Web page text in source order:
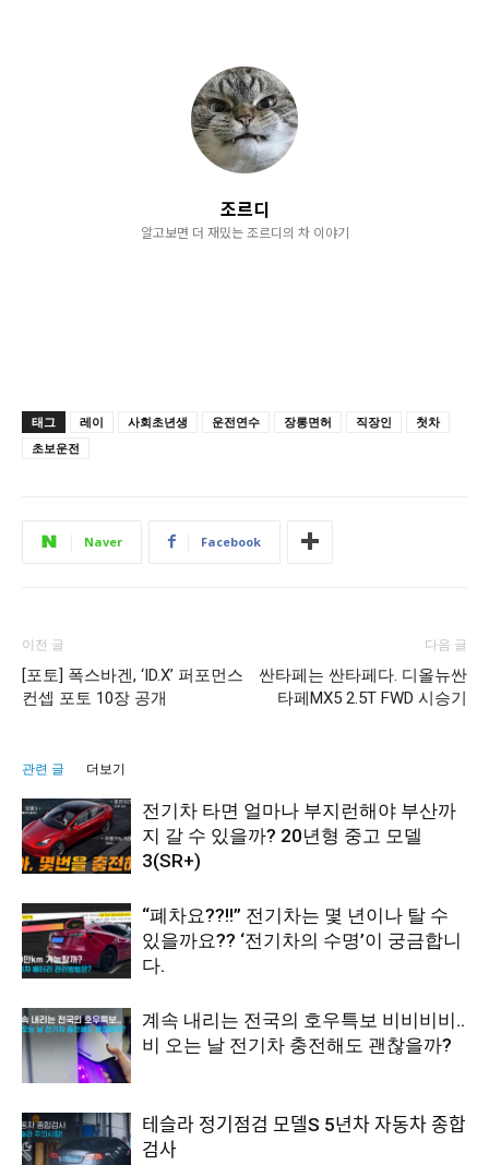
조르디
알고보면 더 재밌는 조르디의 차 이야기
태그 레이 사회초년생 운전연수 장롱면허 직장인
첫차
초보운전
Naver Facebook
이전 글
[포토] 폭스바겐, ‘ID.X’ 퍼포먼스
컨셉 포토 10장 공개
다음 글
싼타페는 싼타페다. 디올뉴싼
타페MX5 2.5T FWD 시승기
관련 글 더보기
전기차 타면 얼마나 부지런해야 부산까
지 갈 수 있을까? 20년형 중고 모델
3(SR+)
“폐차요??!!” 전기차는 몇 년이나 탈 수
있을까요?? ‘전기차의 수명’이 궁금합니
다.
계속 내리는 전국의 호우특보 비비비비..
비 오는 날 전기차 충전해도 괜찮을까?
테슬라 정기점검 모델S 5년차 자동차 종합
검사